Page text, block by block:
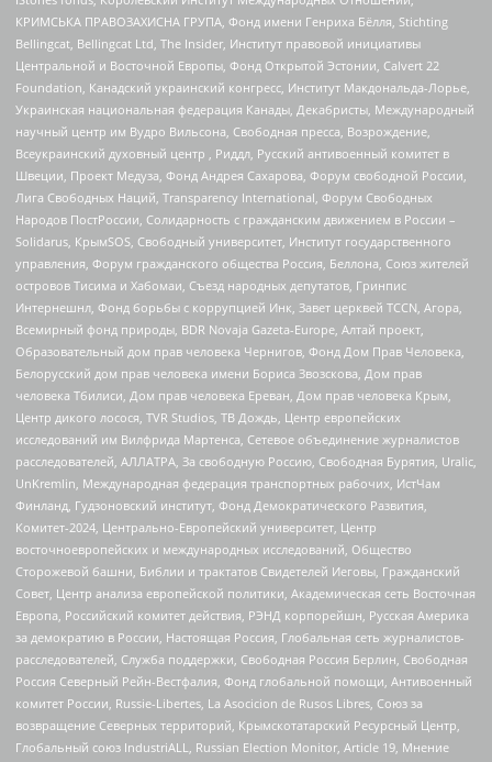
КРИМСЬКА ПРАВОЗАХИСНА ГРУПА, Фонд имени Генриха Бёлля, Stichting
Bellingcat, Bellingcat Ltd, The Insider, Институт правовой инициативы
Центральной и Восточной Европы, Фонд Открытой Эстонии, Calvert 22
Foundation, Канадский украинский конгресс, Институт Макдональда-Лорье,
Украинская национальная федерация Канады, Декабристы, Международный
научный центр им Вудро Вильсона, Свободная пресса, Возрождение,
Всеукраинский духовный центр , Риддл, Русский антивоенный комитет в
Швеции, Проект Медуза, Фонд Андрея Сахарова, Форум свободной России,
Лига Свободных Наций, Transparеncy International, Форум Свободных
Народов ПостРоссии, Солидарность с гражданским движением в России –
Solidarus, КрымSOS, Свободный университет, Институт государственного
управления, Форум гражданского общества Россия, Беллона, Союз жителей
островов Тисима и Хабомаи, Съезд народных депутатов, Гринпис
Интернешнл, Фонд борьбы с коррупцией Инк, Завет церквей TCCN, Агора,
Всемирный фонд природы, BDR Novaja Gazeta-Europe, Алтай проект,
Образовательный дом прав человека Чернигов, Фонд Дом Прав Человека,
Белорусский дом прав человека имени Бориса Звозскова, Дом прав
человека Тбилиси, Дом прав человека Ереван, Дом прав человека Крым,
Центр дикого лосося, TVR Studios, ТВ Дождь, Центр европейских
исследований им Вилфрида Мартенса, Сетевое объединение журналистов
расследователей, АЛЛАТРА, За свободную Россию, Свободная Бурятия, Uralic,
UnKremlin, Международная федерация транспортных рабочих, ИстЧам
Финланд, Гудзоновский институт, Фонд Демократического Развития,
Комитет-2024, Центрально-Европейский университет, Центр
восточноевропейских и международных исследований, Общество
Сторожевой башни, Библии и трактатов Свидетелей Иеговы, Гражданский
Совет, Центр анализа европейской политики, Академическая сеть Восточная
Европа, Российский комитет действия, РЭНД корпорейшн, Русская Америка
за демократию в России, Настоящая Россия, Глобальная сеть журналистов-
расследователей, Служба поддержки, Свободная Россия Берлин, Свободная
Россия Северный Рейн-Вестфалия, Фонд глобальной помощи, Антивоенный
комитет России, Russie-Libertes, La Asocicion de Rusos Libres, Союз за
возвращение Северных территорий, Крымскотатарский Ресурсный Центр,
Глобальный союз IndustriALL, Russian Election Monitor, Article 19, Мнение